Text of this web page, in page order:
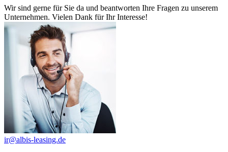
Wir sind gerne für Sie da und beantworten Ihre Fragen zu unserem
Unternehmen. Vielen Dank für Ihr Interesse!
ir@albis-leasing.de